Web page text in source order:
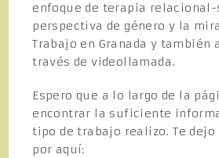
enfoque de terapia
perspectiva de género y la
Trabajo en Granada y también
través de videollamada.
Espero que a lo largo de la
encontrar la suficiente
tipo de trabajo realizo. Te dejo
por aquí: